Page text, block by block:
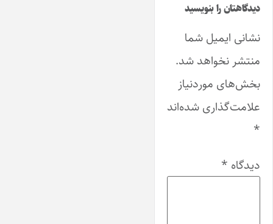
دیدگاهتان را بنویسید
نشانی ایمیل شما
منتشر نخواهد شد.
بخش‌های موردنیاز
علامت‌گذاری شده‌اند
*
دیدگاه *